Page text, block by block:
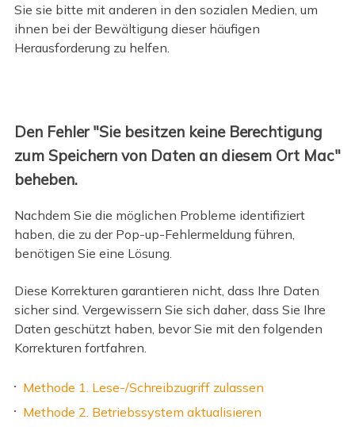
Sie sie bitte mit anderen in den sozialen Medien, um
ihnen bei der Bewältigung dieser häufigen
Herausforderung zu helfen.
Den Fehler "Sie besitzen keine Berechtigung
zum Speichern von Daten an diesem Ort Mac"
beheben.
Nachdem Sie die möglichen Probleme identifiziert
haben, die zu der Pop-up-Fehlermeldung führen,
benötigen Sie eine Lösung.
Diese Korrekturen garantieren nicht, dass Ihre Daten
sicher sind. Vergewissern Sie sich daher, dass Sie Ihre
Daten geschützt haben, bevor Sie mit den folgenden
Korrekturen fortfahren.
Methode 1. Lese-/Schreibzugriff zulassen
Methode 2. Betriebssystem aktualisieren